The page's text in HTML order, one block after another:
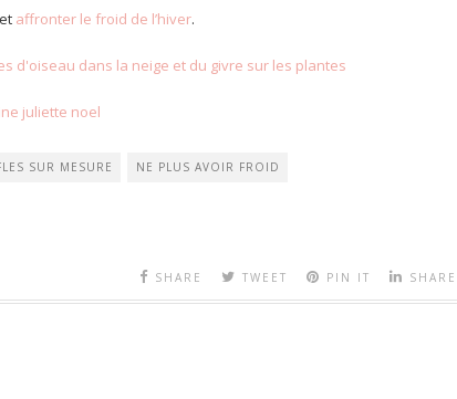
affronter le froid de l’hiver.
SUR MESURE NE PLUS AVOIR FROID
SHARE TWEET PIN IT SHARE